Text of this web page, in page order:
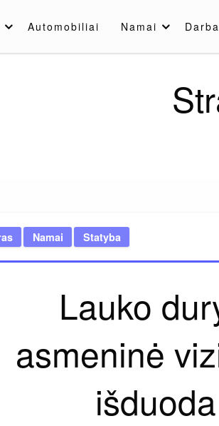
Automobiliai Namai
Namai Statyba
Lauko
asmeninė